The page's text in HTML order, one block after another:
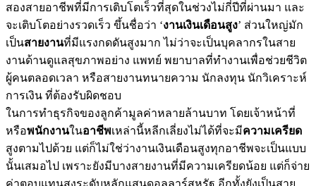
สองสายอาชีพที่มีการเติบโตเร็วที่สุดในช่วงไม่กี่ปีที่ผ่านมา และ
จะเติบโตอย่างรวดเร็ว ขึ้นชื่อว่า ‘งานเงินเดือนสูง’ ส่วนใหญ่มัก
เป็นสายงานที่มีแรงกดดันสูงมาก ไม่ว่าจะเป็นบุคลากรในสาย
งานด้านดูแลสุขภาพอย่าง แพทย์ พยาบาลที่ทำงานเพื่อช่วยชีวิต
ผู้คนตลอดเวลา หรือสายงานทนายความ นักลงทุน นักวิเคราะห์
การเงิน ที่ต้องรับผิดชอบ
ในการทำธุรกิจของลูกค้ามูลค่าหลายล้านบาท โดยเจ้าหน้าที่
หรือพนักงานในอาชีพเหล่านี้หลีกเลี่ยงไม่ได้ที่จะมีความเครียด
สูงตามไปด้วย แต่ก็ไม่ใช่ว่างานเงินเดือนสูงทุกอาชีพจะเป็นแบบ
นั้นเสมอไป เพราะยังมีบางสายงานที่มีความเครียดน้อย แต่ก็จ่าย
ค่าตอบแทนสูงระดับหลักแสนดอลลาร์สหรัฐ อีกทั้งยังเป็นสาย